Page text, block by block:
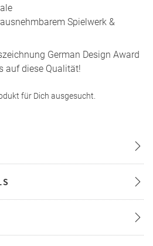
Spielwerk &
German Design Award
auf diese Qualität!
für Dich ausgesucht.